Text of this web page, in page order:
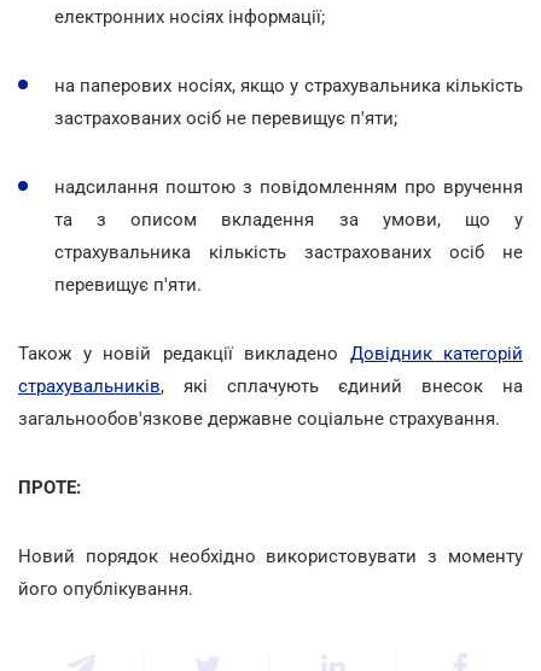
електронних носіях інформації;
на паперових носіях, якщо у страхувальника кількість
застрахованих осіб не перевищує п'яти;
надсилання поштою з повідомленням про вручення
та з описом вкладення за умови, що у
страхувальника кількість застрахованих осіб не
перевищує п'яти.
Також у новій редакції викладено Довідник категорій
страхувальників, які сплачують єдиний внесок на
загальнообов'язкове державне соціальне страхування.
ПРОТЕ:
Новий порядок необхідно використовувати з моменту
його опублікування.